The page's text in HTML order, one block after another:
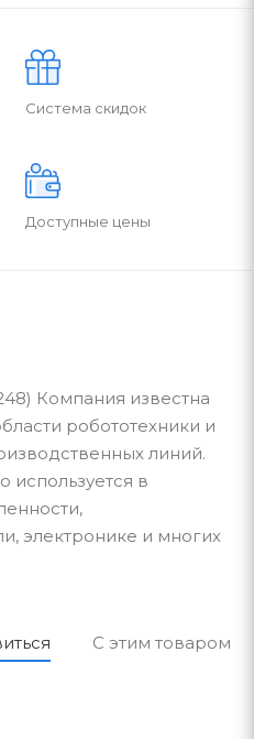
Система скидок
Доступные цены
Компания известна
робототехники и
линий.
в
электронике и многих
С этим товаром